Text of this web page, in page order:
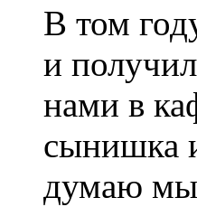
В том
и
нами в
сынишка
думаю мы